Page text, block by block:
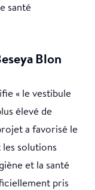
santé
Blon
« le vestibule
élevé de
a favorisé le
solutions
et la santé
pris